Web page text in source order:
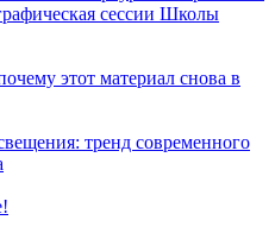
сессии Школы
этот материал снова в
тренд современного